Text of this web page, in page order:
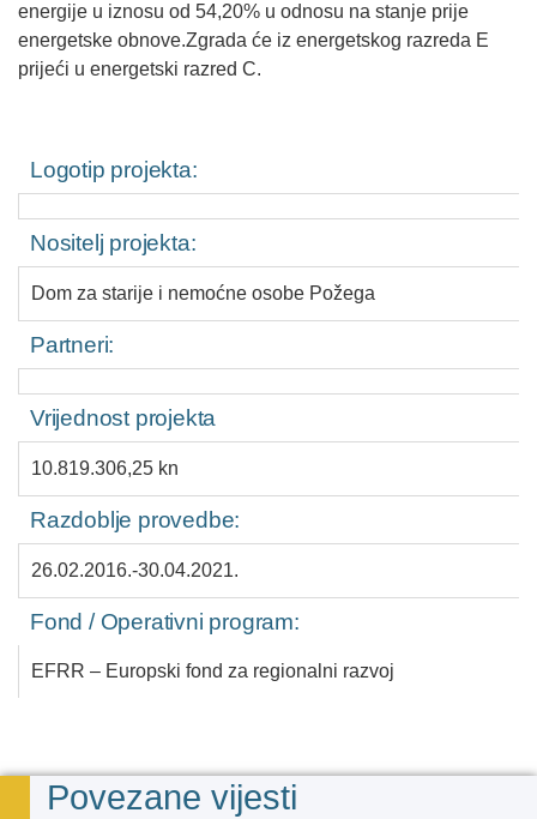
energije u iznosu od 54,20% u odnosu na stanje prije
energetske obnove.Zgrada će iz energetskog razreda E
prijeći u energetski razred C.
Logotip projekta:
Nositelj projekta:
Dom za starije i nemoćne osobe Požega
Partneri:
Vrijednost projekta
10.819.306,25 kn
Razdoblje provedbe:
26.02.2016.-30.04.2021.
Fond / Operativni program:
EFRR – Europski fond za regionalni razvoj
Povezane vijesti